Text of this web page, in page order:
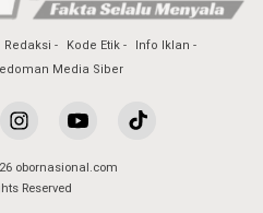
Redaksi Kode Etik
Info Iklan
Media Siber
obornasional.com
Reserved